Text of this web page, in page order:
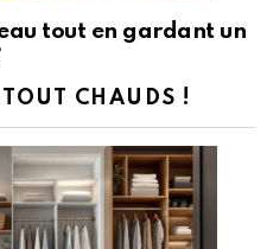
tout en gardant un
CHAUDS !